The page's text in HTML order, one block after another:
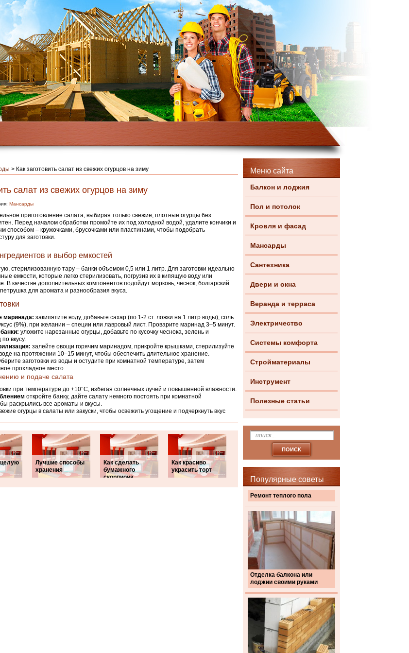
Меню сайта
Балкон и лоджия
Пол и потолок
Кровля и фасад
Мансарды
Сантехника
Двери и окна
Веранда и терраса
Электричество
Системы комфорта
Стройматериалы
Инструмент
Полезные статьи
Популярные советы
Ремонт теплого пола
Отделка балкона или
лоджии своими руками
> Как заготовить салат из свежих огурцов на зиму
салат из свежих огурцов на зиму
Мансарды
приготовление салата, выбирая только свежие, плотные огурцы без
Перед началом обработки промойте их под холодной водой, удалите кончики и
способом – кружочками, брусочками или пластинами, чтобы подобрать
для заготовки.
и выбор емкостей
стерилизованную тару – банки объемом 0,5 или 1 литр. Для заготовки идеально
емкости, которые легко стерилизовать, погрузив их в кипящую воду или
В качестве дополнительных компонентов подойдут морковь, чеснок, болгарский
для аромата и разнообразия вкуса.
маринада: закипятите воду, добавьте сахар (по 1-2 ст. ложки на 1 литр воды), соль
(9%), при желании – специи или лавровый лист. Проварите маринад 3–5 минут.
уложите нарезанные огурцы, добавьте по кусочку чеснока, зелень и
вкусу.
залейте овощи горячим маринадом, прикройте крышками, стерилизуйте
на протяжении 10–15 минут, чтобы обеспечить длительное хранение.
заготовки из воды и остудите при комнатной температуре, затем
прохладное место.
и подаче салата
при температуре до +10°С, избегая солнечных лучей и повышенной влажности.
откройте банку, дайте салату немного постоять при комнатной
раскрылись все ароматы и вкусы.
огурцы в салаты или закуски, чтобы освежить угощение и подчеркнуть вкус
целую
Лучшие способы
хранения
Как сделать
бумажного
скорпиона
Как красиво
украсить торт